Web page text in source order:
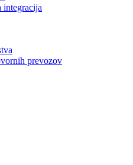
integracija
prevozov